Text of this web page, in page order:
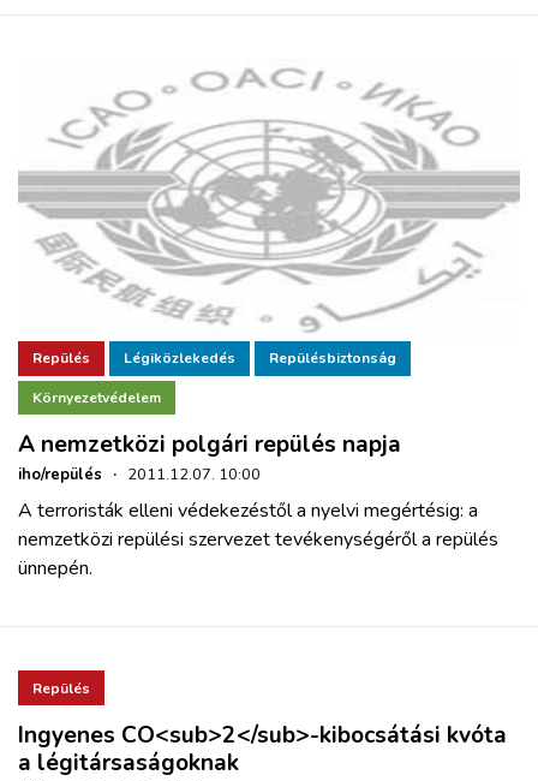
Repülés Légiközlekedés Repülésbiztonság
Környezetvédelem
A nemzetközi polgári repülés napja
iho/repülés · 2011.12.07. 10:00
A terroristák elleni védekezéstől a nyelvi megértésig: a
nemzetközi repülési szervezet tevékenységéről a repülés
ünnepén.
Repülés
Ingyenes CO<sub>2</sub>-kibocsátási kvóta
a légitársaságoknak